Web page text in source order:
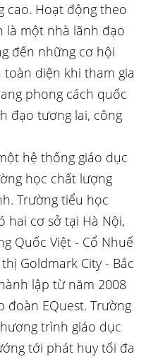
cao. Hoạt động theo
là một nhà lãnh đạo
đến những cơ hội
diện khi tham gia
phong cách quốc
đạo tương lai, công
hệ thống giáo dục
học chất lượng
Trường tiểu học
hai cơ sở tại Hà Nội,
Quốc Việt - Cổ Nhuế
Goldmark City - Bắc
lập từ năm 2008
đoàn EQuest. Trường
trình giáo dục
tới phát huy tối đa